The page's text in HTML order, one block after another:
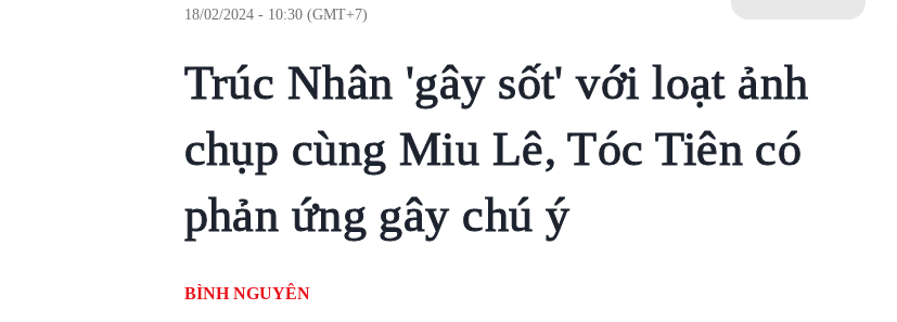
18/02/2024 - 10:30 (GMT+7)
Trúc Nhân 'gây sốt' với loạt ảnh
chụp cùng Miu Lê, Tóc Tiên có
phản ứng gây chú ý
BÌNH NGUYÊN